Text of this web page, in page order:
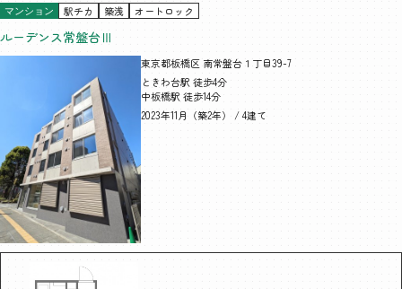
マンション 駅チカ 築浅 オートロック
ルーデンス常盤台Ⅲ
東京都板橋区 南常盤台１丁目39-7
ときわ台駅 徒歩4分
中板橋駅 徒歩14分
2023年11月（築2年） / 4建て